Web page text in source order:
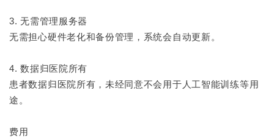
3. 无需管理服务器
无需担心硬件老化和备份管理，系统会自动更新。
4. 数据归医院所有
患者数据归医院所有，未经同意不会用于人工智能训练等用
途。
费用